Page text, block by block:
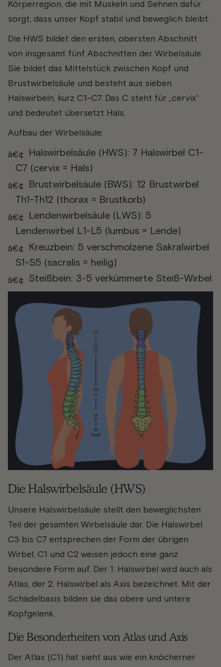
Körperregion, die mit Muskeln und Sehnen dafür
sorgt, dass unser Kopf stabil und beweglich bleibt.
Die HWS bildet den ersten, obersten Abschnitt
von insgesamt fünf Abschnitten der Wirbelsäule.
Sie bildet das Mittelstück zwischen Kopf und
Brustwirbelsäule und besteht aus sieben
Halswirbeln, kurz C1-C7. Das C steht für „cervix“
und bedeutet übersetzt Hals.
Aufbau der Wirbelsäule:
Halswirbelsäule (HWS): 7 Halswirbel C1-
C7 (cervix = Hals)
Brustwirbelsäule (BWS): 12 Brustwirbel
Th1-Th12 (thorax = Brustkorb)
Lendenwirbelsäule (LWS): 5
Lendenwirbel L1-L5 (lumbus = Lende)
Kreuzbein: 5 verschmolzene Sakralwirbel
S1-S5 (sacralis = heilig)
Steißbein: 3-5 verkümmerte Steiß-Wirbel
Die Halswirbelsäule (HWS)
Unsere Halswirbelsäule stellt den beweglichsten
Teil der gesamten Wirbelsäule dar. Die Halswirbel
C3 bis C7 entsprechen der Form der übrigen
Wirbel, C1 und C2 weisen jedoch eine ganz
besondere Form auf. Der 1. Halswirbel wird auch als
Atlas, der 2. Halswirbel als Axis bezeichnet. Mit der
Schädelbasis bilden sie das obere und untere
Kopfgelenk.
Die Besonderheiten von Atlas und Axis
DerAtlas (C1) hat sieht aus wie ein knöcherner